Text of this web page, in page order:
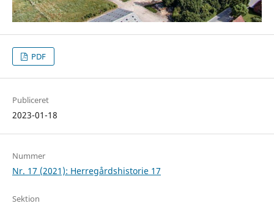
PDF
Publiceret
2023-01-18
Nummer
Nr. 17 (2021): Herregårdshistorie 17
Sektion